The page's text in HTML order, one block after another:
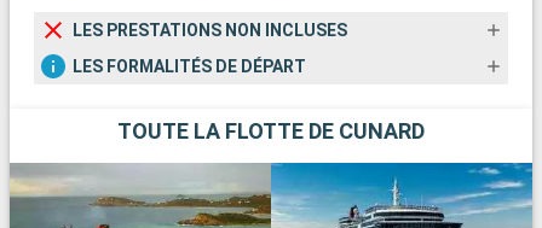
LES PRESTATIONS NON INCLUSES
LES FORMALITÉS DE DÉPART
TOUTE LA FLOTTE DE CUNARD